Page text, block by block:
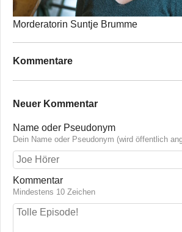
Morderatorin Suntje Brumme
Kommentare
Neuer Kommentar
Name oder Pseudonym
Dein Name oder Pseudonym (wird öffentlich
Kommentar
Mindestens 10 Zeichen